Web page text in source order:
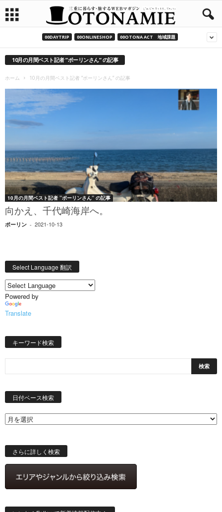
00DAYTRIP 00ONLINESHOP 00OTONA ACT 地域課題
10月の月間ベスト記者 ”ポーリンさん” の記事
ホーム 10月の月間ベスト記者 ”ポーリンさん” の記事
10月の月間ベスト記者 ”ポーリンさん” の記事
向かえ、千代崎海岸へ。
ポーリン - 2021-10-13
Select Language 翻訳
Powered by
Translate
キーワード検索
日付ベース検索
さらに詳しく検索